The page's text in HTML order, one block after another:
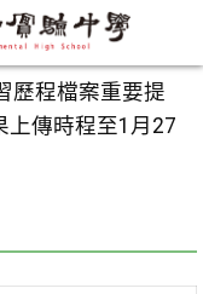
歷程檔案重要提
上傳時程至1月27